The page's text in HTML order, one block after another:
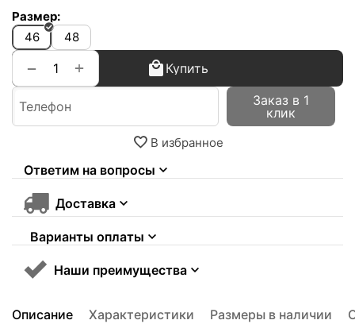
Размер:
46
48
+
−
Купить
Заказ в 1
клик
В избранное
Ответим на вопросы
Доставка
Варианты оплаты
Наши преимущества
Описание Характеристики Размеры в наличии